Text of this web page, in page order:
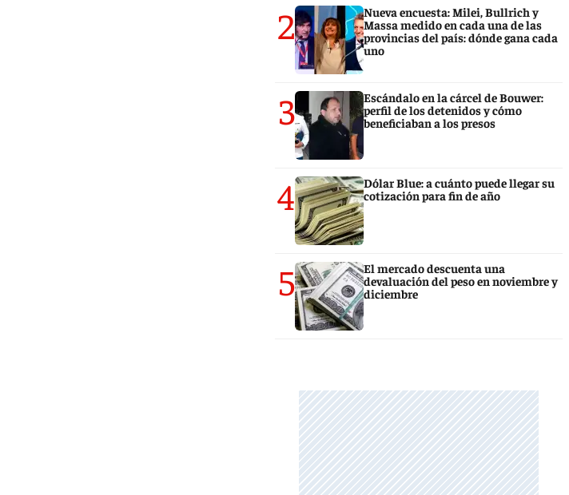
2
Nueva encuesta: Milei, Bullrich y
Massa medido en cada una de las
provincias del país: dónde gana cada
uno
3
Escándalo en la cárcel de Bouwer:
perfil de los detenidos y cómo
beneficiaban a los presos
4
Dólar Blue: a cuánto puede llegar su
cotización para fin de año
5
El mercado descuenta una
devaluación del peso en noviembre y
diciembre